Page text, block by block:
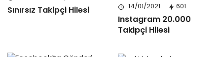
Sınırsız Takipçi Hilesi 14/01/2021 601
Instagram 20.000
Takipçi Hilesi